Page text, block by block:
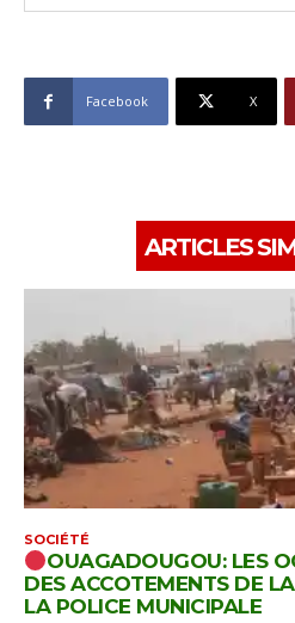
Facebook X
ARTICLES
SOCIÉTÉ
OUAGADOUGOU: LES
DES ACCOTEMENTS DE
LA POLICE MUNICIPALE